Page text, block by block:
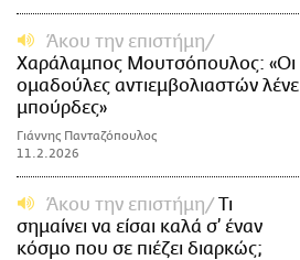
Άκου την επιστήμη
Χαράλαμπος Μουτσόπουλος: «Οι
ομαδούλες αντιεμβολιαστών λένε
μπούρδες»
Γιάννης Πανταζόπουλος
11.2.2026
Άκου την επιστήμη
Τι
σημαίνει να είσαι καλά σ’ έναν
κόσμο που σε πιέζει διαρκώς;